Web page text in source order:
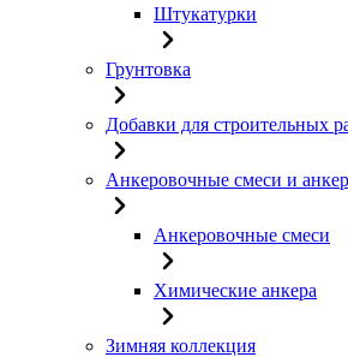
Штукатурки
Грунтовка
Добавки для строительных
Анкеровочные смеси и
Анкеровочные смеси
Химические анкера
Зимняя коллекция